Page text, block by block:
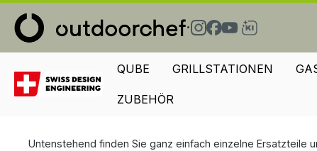
·
QUBE GRILLSTATIONEN
ZUBEHÖR
Untenstehend finden Sie ganz einfach einzelne Ersatzteile